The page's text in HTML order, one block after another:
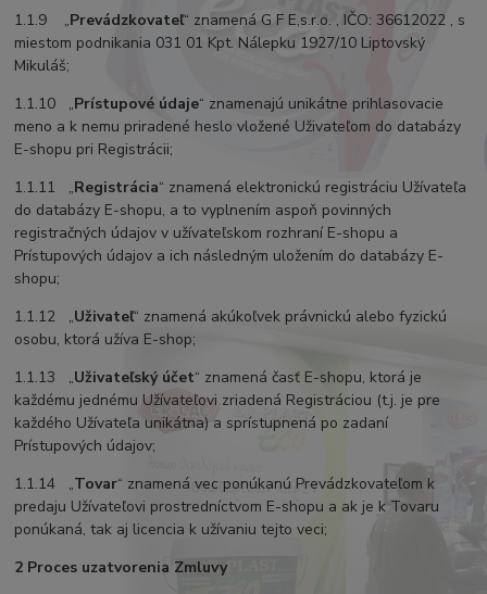
1.1.9 „Prevádzkovateľ“ znamená G F E,s.r.o. , IČO: 36612022 , s
miestom podnikania 031 01 Kpt. Nálepku 1927/10 Liptovský
Mikuláš;
1.1.10 „Prístupové údaje“ znamenajú unikátne prihlasovacie
meno a k nemu priradené heslo vložené Uživateľom do databázy
E-shopu pri Registrácii;
1.1.11 „Registrácia“ znamená elektronickú registráciu Užívateľa
do databázy E-shopu, a to vyplnením aspoň povinných
registračných údajov v užívateľskom rozhraní E-shopu a
Prístupových údajov a ich následným uložením do databázy E-
shopu;
1.1.12 „Uživateľ“ znamená akúkoľvek právnickú alebo fyzickú
osobu, ktorá užíva E-shop;
1.1.13 „Uživateľský účet“ znamená časť E-shopu, ktorá je
každému jednému Užívateľovi zriadená Registráciou (t.j. je pre
každého Užívateľa unikátna) a sprístupnená po zadaní
Prístupových údajov;
1.1.14 „Tovar“ znamená vec ponúkanú Prevádzkovateľom k
predaju Užívateľovi prostredníctvom E-shopu a ak je k Tovaru
ponúkaná, tak aj licencia k užívaniu tejto veci;
2 Proces uzatvorenia Zmluvy